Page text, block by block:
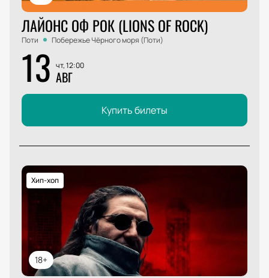
ЛАЙОНС ОФ РОК (LIONS OF ROCK)
Поти Побережье Чёрного моря (Поти)
13 чт, 12:00
АВГ
Купить билеты
18+
Хип-хоп